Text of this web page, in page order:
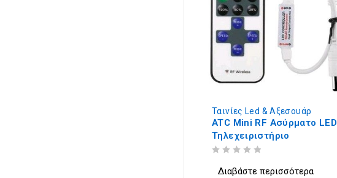
Ταινίες Led & Αξεσουάρ
ATC Mini RF Ασύρματο LED
Τηλεχειριστήριο
Διαβάστε περισσότερα